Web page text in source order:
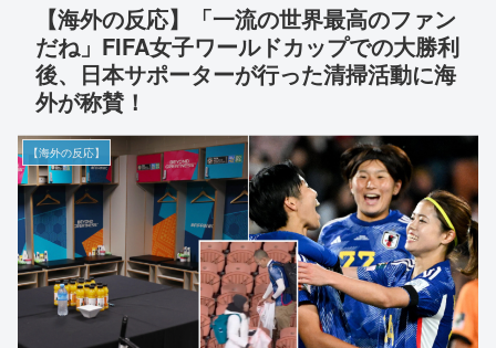
【海外の反応】「一流の世界最高のファン
だね」FIFA女子ワールドカップでの大勝利
後、日本サポーターが行った清掃活動に海
外が称賛！
【海外の反応】